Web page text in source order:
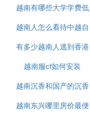
越南有哪些大学学费低
越南人怎么看待中越自
卫战
有多少越南人逃到香港
越南服cf如何安装
越南沉香和国产的沉香
什么区别
越南东兴哪里房价最便